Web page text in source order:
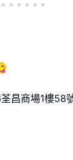
昌商場1樓58